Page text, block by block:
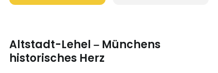
Altstadt-Lehel – Münchens
historisches Herz